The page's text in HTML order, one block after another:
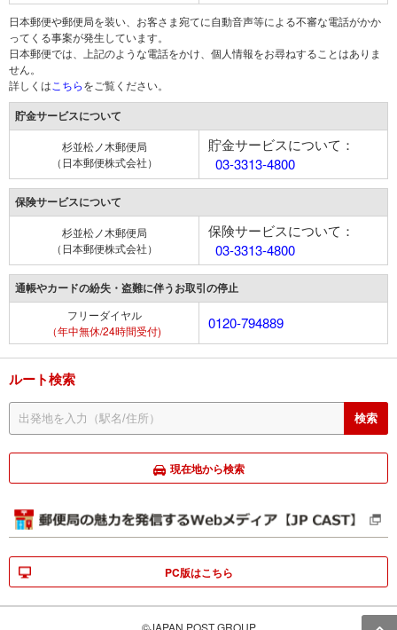
日本郵便や郵便局を装い、お客さま宛てに自動音声等による不審な電話がかか
ってくる事案が発生しています。
日本郵便では、上記のような電話をかけ、個人情報をお尋ねすることはありま
せん。
詳しくは こちらをご覧ください。
貯金サービスについて
杉並松ノ木郵便局
（日本郵便株式会社）
貯金サービスについて：
03-3313-4800
保険サービスについて
杉並松ノ木郵便局
（日本郵便株式会社）
保険サービスについて：
03-3313-4800
通帳やカードの紛失・盗難に伴うお取引の停止
フリーダイヤル
（年中無休/24時間受付)
0120-794889
ルート検索
現在地から検索
PC版はこちら